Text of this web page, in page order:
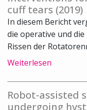
cuff tears (2019)
In diesem Bericht
die operative und
Rissen der
Weiterlesen
Robot-assisted
undergoing